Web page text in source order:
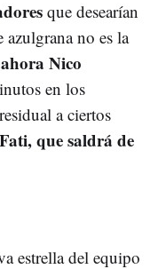
que desearían
no es la
Nico
en los
a ciertos
que saldrá de
estrella del equipo